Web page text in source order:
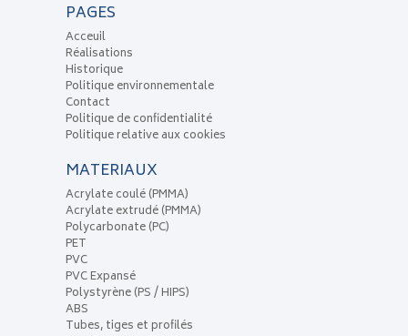
PAGES
Acceuil
Réalisations
Historique
Politique environnementale
Contact
Politique de confidentialité
Politique relative aux cookies
MATERIAUX
Acrylate coulé (PMMA)
Acrylate extrudé (PMMA)
Polycarbonate (PC)
PET
PVC
PVC Expansé
Polystyrène (PS / HIPS)
ABS
Tubes, tiges et profilés